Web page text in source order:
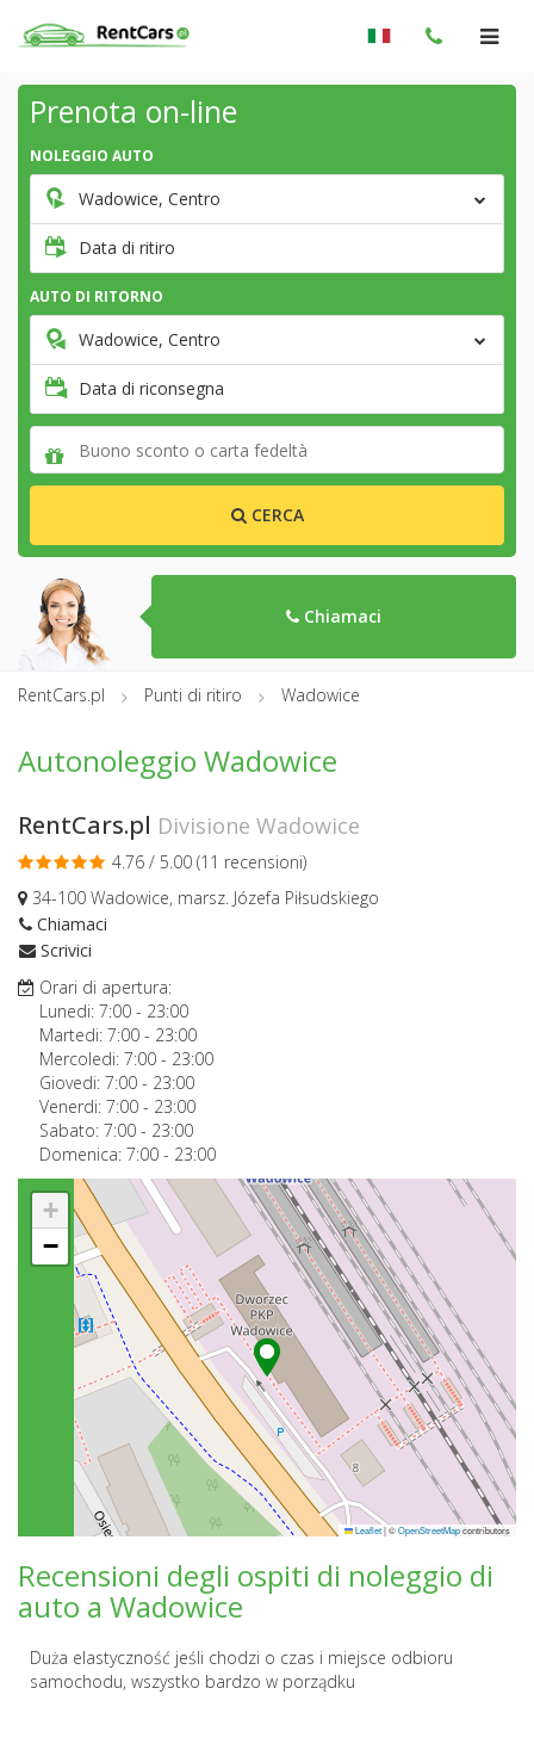
Prenota on-line
NOLEGGIO AUTO
Wadowice, Centro
Data di ritiro
AUTO DI RITORNO
Wadowice, Centro
Data di riconsegna
CERCA
Chiamaci
RentCars.pl Punti di ritiro Wadowice
Autonoleggio Wadowice
RentCars.pl Divisione Wadowice
4.76 / 5.00 (11 recensioni)
34-100 Wadowice, marsz. Józefa Piłsudskiego
Chiamaci
Scrivici
Orari di apertura:
Lunedi: 7:00 - 23:00
Martedi: 7:00 - 23:00
Mercoledi: 7:00 - 23:00
Giovedi: 7:00 - 23:00
Venerdi: 7:00 - 23:00
Sabato: 7:00 - 23:00
Domenica: 7:00 - 23:00
+
−
Leaflet|©OpenStreetMapcontributors
Recensioni degli ospiti di noleggio di
auto a Wadowice
Duża elastyczność jeśli chodzi o czas i miejsce odbioru
samochodu, wszystko bardzo w porządku